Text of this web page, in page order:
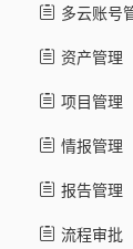
多云账号
资产管理
项目管理
情报管理
报告管理
流程审批